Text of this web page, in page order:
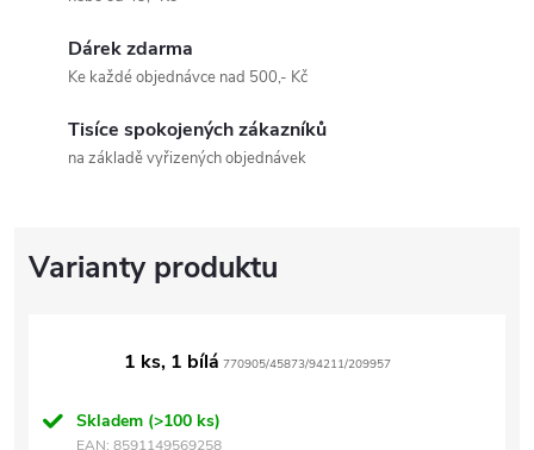
Dárek zdarma
Ke každé objednávce nad 500,- Kč
Tisíce spokojených zákazníků
na základě vyřizených objednávek
1 ks, 1 bílá 770905/45873/94211/209957
Skladem (>100 ks)
EAN: 8591149569258